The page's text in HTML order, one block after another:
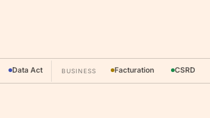
Data Act BUSINESS Facturation CSRD